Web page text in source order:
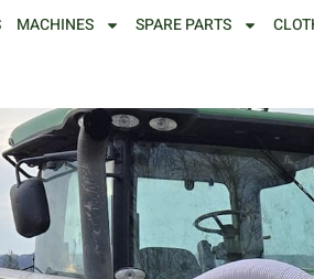
MACHINES SPARE PARTS